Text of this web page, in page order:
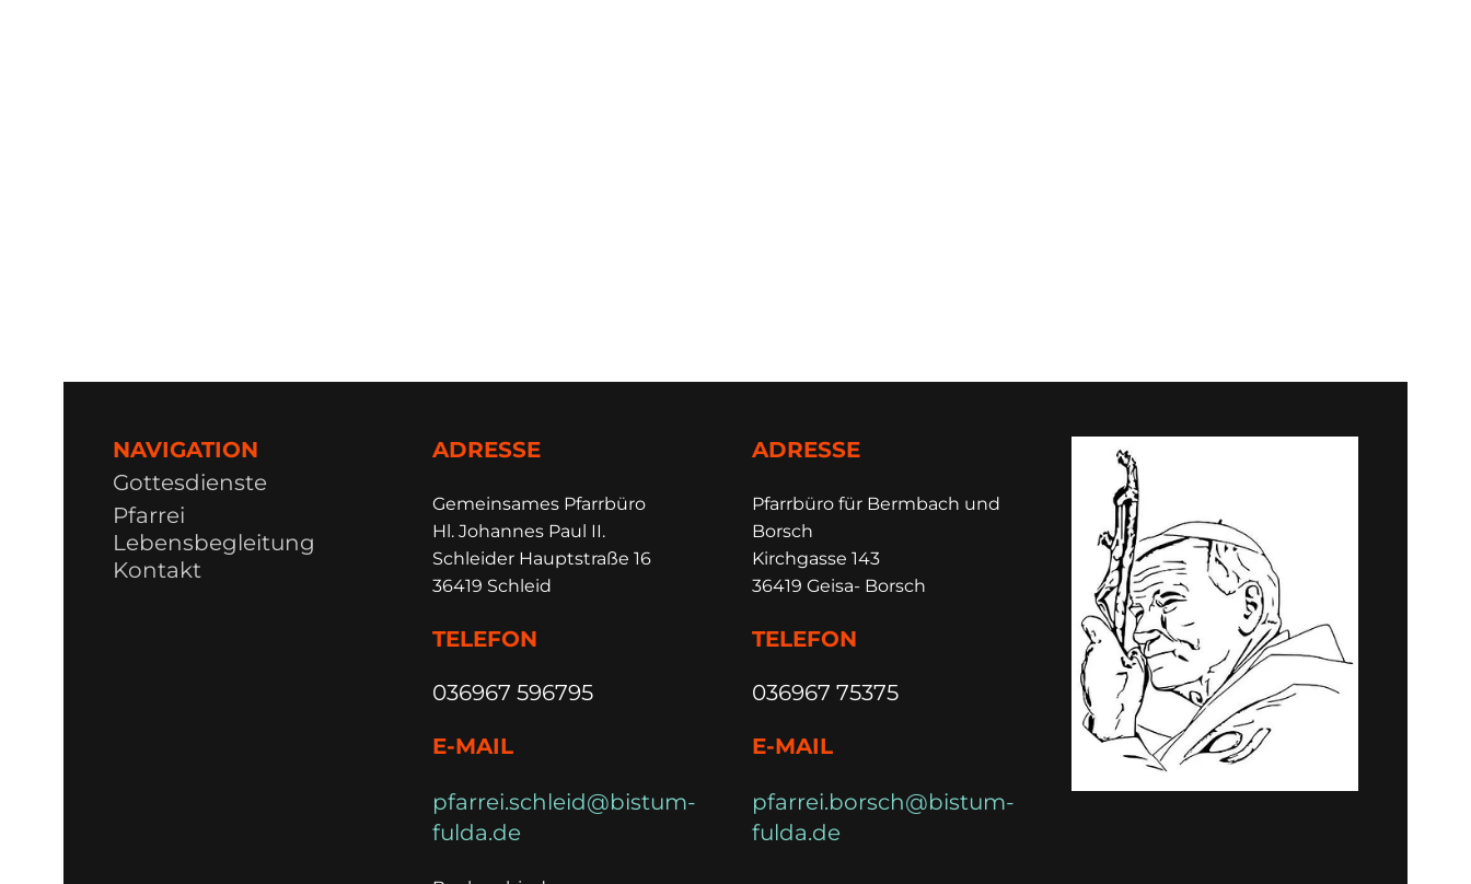
NAVIGATION
Gottesdienste
Pfarrei
Lebensbegleitung
Kontakt
ADRESSE
Gemeinsames Pfarrbüro
Hl. Johannes Paul II.
Schleider Hauptstraße 16
36419 Schleid
TELEFON
036967 596795
E-MAIL
pfarrei.schleid@bistum-
fulda.de
ADRESSE
Pfarrbüro für Bermbach und
Borsch
Kirchgasse 143
36419 Geisa- Borsch
TELEFON
036967 75375
E-MAIL
pfarrei.borsch@bistum-
fulda.de